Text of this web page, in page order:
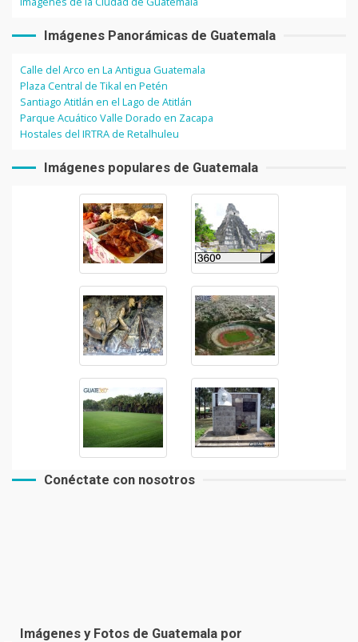
Imágenes Panorámicas de Guatemala
Calle del Arco en La Antigua Guatemala
Plaza Central de Tikal en Petén
Santiago Atitlán en el Lago de Atitlán
Parque Acuático Valle Dorado en Zacapa
Hostales del IRTRA de Retalhuleu
Imágenes populares de Guatemala
Conéctate con nosotros
Imágenes y Fotos de Guatemala por